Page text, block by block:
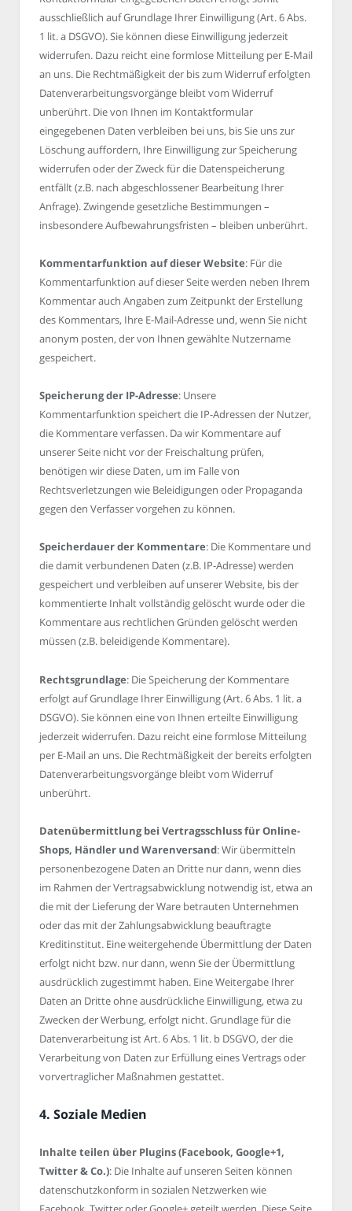
ausschließlich auf Grundlage Ihrer Einwilligung (Art. 6 Abs.
1 lit. a DSGVO). Sie können diese Einwilligung jederzeit
widerrufen. Dazu reicht eine formlose Mitteilung per E-Mail
an uns. Die Rechtmäßigkeit der bis zum Widerruf erfolgten
Datenverarbeitungsvorgänge bleibt vom Widerruf
unberührt. Die von Ihnen im Kontaktformular
eingegebenen Daten verbleiben bei uns, bis Sie uns zur
Löschung auffordern, Ihre Einwilligung zur Speicherung
widerrufen oder der Zweck für die Datenspeicherung
entfällt (z.B. nach abgeschlossener Bearbeitung Ihrer
Anfrage). Zwingende gesetzliche Bestimmungen –
insbesondere Aufbewahrungsfristen – bleiben unberührt.
Kommentarfunktion auf dieser Website: Für die
Kommentarfunktion auf dieser Seite werden neben Ihrem
Kommentar auch Angaben zum Zeitpunkt der Erstellung
des Kommentars, Ihre E-Mail-Adresse und, wenn Sie nicht
anonym posten, der von Ihnen gewählte Nutzername
gespeichert.
Speicherung der IP-Adresse: Unsere
Kommentarfunktion speichert die IP-Adressen der Nutzer,
die Kommentare verfassen. Da wir Kommentare auf
unserer Seite nicht vor der Freischaltung prüfen,
benötigen wir diese Daten, um im Falle von
Rechtsverletzungen wie Beleidigungen oder Propaganda
gegen den Verfasser vorgehen zu können.
Speicherdauer der Kommentare: Die Kommentare und
die damit verbundenen Daten (z.B. IP-Adresse) werden
gespeichert und verbleiben auf unserer Website, bis der
kommentierte Inhalt vollständig gelöscht wurde oder die
Kommentare aus rechtlichen Gründen gelöscht werden
müssen (z.B. beleidigende Kommentare).
Rechtsgrundlage: Die Speicherung der Kommentare
erfolgt auf Grundlage Ihrer Einwilligung (Art. 6 Abs. 1 lit. a
DSGVO). Sie können eine von Ihnen erteilte Einwilligung
jederzeit widerrufen. Dazu reicht eine formlose Mitteilung
per E-Mail an uns. Die Rechtmäßigkeit der bereits erfolgten
Datenverarbeitungsvorgänge bleibt vom Widerruf
unberührt.
Datenübermittlung bei Vertragsschluss für Online-
Shops, Händler und Warenversand: Wir übermitteln
personenbezogene Daten an Dritte nur dann, wenn dies
im Rahmen der Vertragsabwicklung notwendig ist, etwa an
die mit der Lieferung der Ware betrauten Unternehmen
oder das mit der Zahlungsabwicklung beauftragte
Kreditinstitut. Eine weitergehende Übermittlung der Daten
erfolgt nicht bzw. nur dann, wenn Sie der Übermittlung
ausdrücklich zugestimmt haben. Eine Weitergabe Ihrer
Daten an Dritte ohne ausdrückliche Einwilligung, etwa zu
Zwecken der Werbung, erfolgt nicht. Grundlage für die
Datenverarbeitung ist Art. 6 Abs. 1 lit. b DSGVO, der die
Verarbeitung von Daten zur Erfüllung eines Vertrags oder
vorvertraglicher Maßnahmen gestattet.
4. Soziale Medien
Inhalte teilen über Plugins (Facebook, Google+1,
Twitter & Co.): Die Inhalte auf unseren Seiten können
datenschutzkonform in sozialen Netzwerken wie